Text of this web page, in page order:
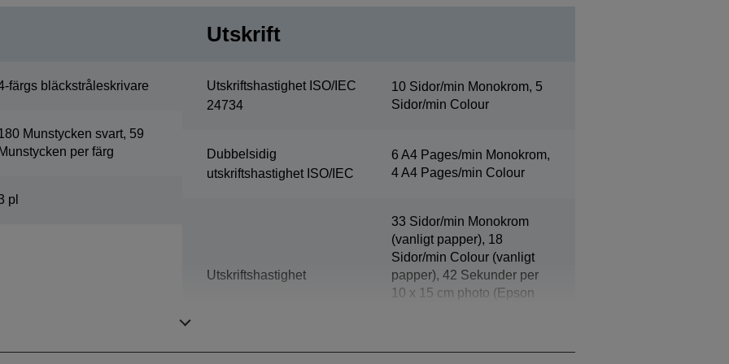
färgs bläckstråleskrivare
Munstycken svart, 59
per färg
pl
Utskrift
Utskriftshastighet ISO/IEC
24734
10 Sidor/min Monokrom, 5
Sidor/min Colour
Dubbelsidig
utskriftshastighet ISO/IEC
6 A4 Pages/min Monokrom,
4 A4 Pages/min Colour
Utskriftshastighet
33 Sidor/min Monokrom
(vanligt papper), 18
Sidor/min Colour (vanligt
papper), 42 Sekunder per
10 x 15 cm photo (Epson